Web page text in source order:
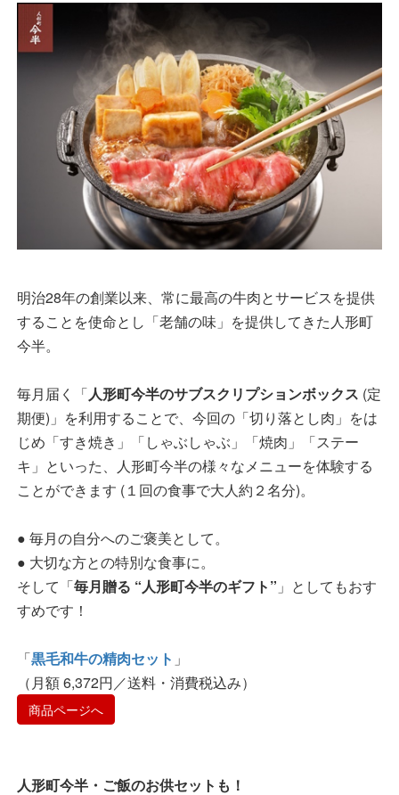
明治28年の創業以来、常に最高の牛肉とサービスを提供
することを使命とし「老舗の味」を提供してきた人形町
今半。
毎月届く「人形町今半のサブスクリプションボックス (定
期便)」を利用することで、今回の「切り落とし肉」をは
じめ「すき焼き」「しゃぶしゃぶ」「焼肉」「ステー
キ」といった、人形町今半の様々なメニューを体験する
ことができます (１回の食事で大人約２名分)。
● 毎月の自分へのご褒美として。
● 大切な方との特別な食事に。
そして「毎月贈る “人形町今半のギフト” 」としてもおす
すめです！
「黒毛和牛の精肉セット 」
（月額 6,372円／送料・消費税込み）
商品ページへ
人形町今半・ご飯のお供セットも！